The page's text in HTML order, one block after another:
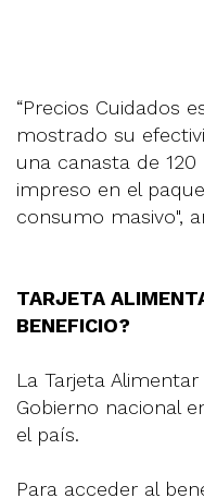
“Precios Cuidados
mostrado su
una canasta de
impreso en el
consumo masivo",
TARJETA
BENEFICIO?
La Tarjeta
Gobierno nacional
el país.
Para acceder al